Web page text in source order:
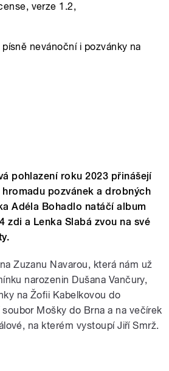
verze 1.2,
nevánoční i pozvánky na
pohlazení roku 2023 přinášejí
pozvánek a drobných
Adéla Bohadlo natáčí album
zdi a Lenka Slabá zvou na své
Zuzanu Navarou, která nám už
narozenin Dušana Vančury,
na Žofii Kabelkovou do
Mošky do Brna a na večírek
na kterém vystoupí Jiří Smrž.